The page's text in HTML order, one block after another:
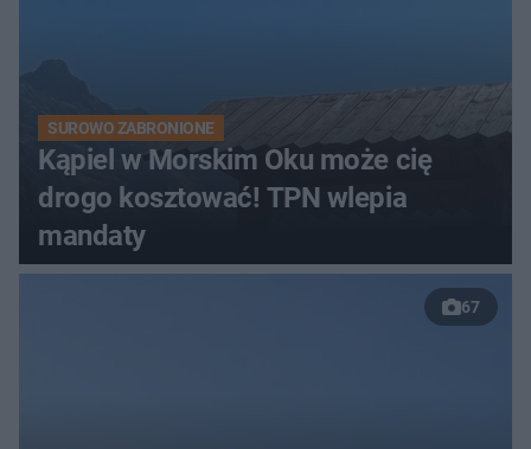
SUROWO ZABRONIONE
Kąpiel w Morskim Oku może cię
drogo kosztować! TPN wlepia
mandaty
67